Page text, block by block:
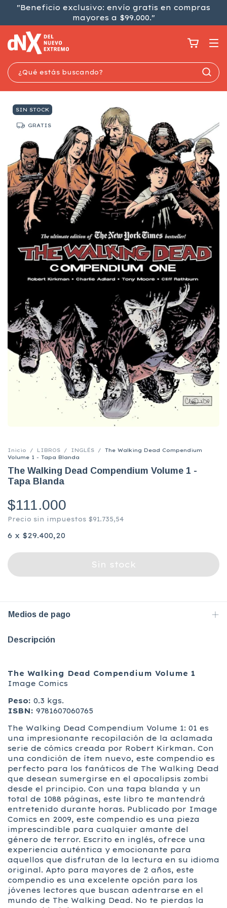
"Beneficio exclusivo: envío gratis en compras
mayores a $99.000."
SIN STOCK
GRATIS
Inicio / LIBROS / INGLÉS /
The Walking Dead Compendium
Volume 1 - Tapa Blanda
The Walking Dead Compendium Volume 1 -
Tapa Blanda
$111.000
Precio sin impuestos $91.735,54
6 x $29.400,20
Medios de pago
Descripción
The Walking Dead Compendium Volume 1
Image Comics
Peso: 0.3 kgs.
ISBN: 9781607060765
The Walking Dead Compendium Volume 1: 01 es
una impresionante recopilación de la aclamada
serie de cómics creada por Robert Kirkman. Con
una condición de ítem nuevo, este compendio es
perfecto para los fanáticos de The Walking Dead
que desean sumergirse en el apocalipsis zombi
desde el principio. Con una tapa blanda y un
total de 1088 páginas, este libro te mantendrá
entretenido durante horas. Publicado por Image
Comics en 2009, este compendio es una pieza
imprescindible para cualquier amante del
género de terror. Escrito en inglés, ofrece una
experiencia auténtica y emocionante para
aquellos que disfrutan de la lectura en su idioma
original. Apto para mayores de 2 años, este
compendio es una excelente opción para los
jóvenes lectores que buscan adentrarse en el
mundo de The Walking Dead. No te pierdas la